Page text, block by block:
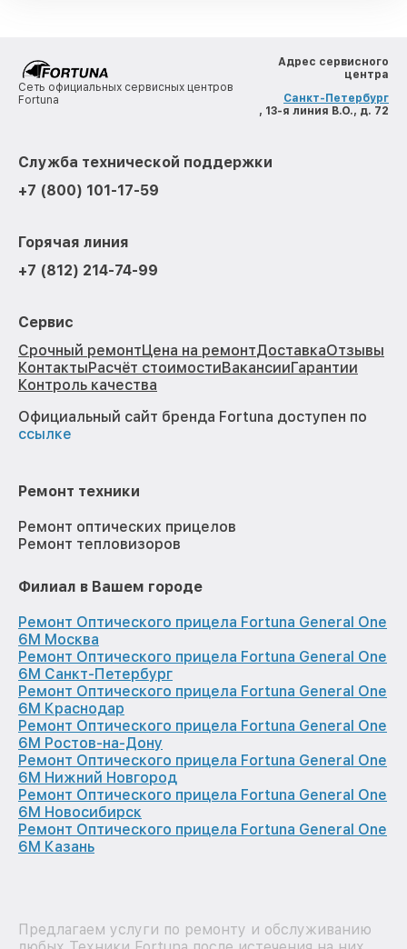
Сеть официальных сервисных центров
Fortuna
Адрес сервисного
центра
Санкт-Петербург
, 13-я линия В.О., д. 72
Служба технической поддержки
+7 (800) 101-17-59
Горячая линия
+7 (812) 214-74-99
Сервис
Срочный ремонтЦена на ремонтДоставкаОтзывы
КонтактыРасчёт стоимостиВакансииГарантии
Контроль качества
Официальный сайт бренда Fortuna доступен по
ссылке
Ремонт техники
Ремонт оптических прицелов
Ремонт тепловизоров
Филиал в Вашем городе
Ремонт Оптического прицела Fortuna General One
6M Москва
Ремонт Оптического прицела Fortuna General One
6M Санкт-Петербург
Ремонт Оптического прицела Fortuna General One
6M Краснодар
Ремонт Оптического прицела Fortuna General One
6M Ростов-на-Дону
Ремонт Оптического прицела Fortuna General One
6M Нижний Новгород
Ремонт Оптического прицела Fortuna General One
6M Новосибирск
Ремонт Оптического прицела Fortuna General One
6M Казань
Предлагаем услуги по ремонту и обслуживанию